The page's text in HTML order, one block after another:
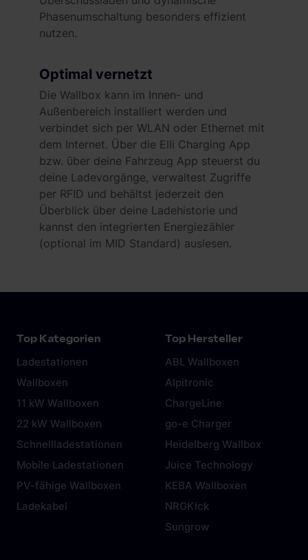
Phasenumschaltung besonders effizient
nutzen.
Optimal vernetzt
Die Wallbox kann im Innen- und
Außenbereich installiert werden und
verbindet sich per WLAN oder Ethernet mit
dem Internet. Über die Elli Charging App
bzw. über deine Fahrzeug App steuerst du
deine Ladevorgänge, verwaltest Zugriffe
per RFID und behältst jederzeit den
Überblick über deine Ladehistorie und
kannst den integrierten Energiezähler
(optional im MID Standard) auslesen.